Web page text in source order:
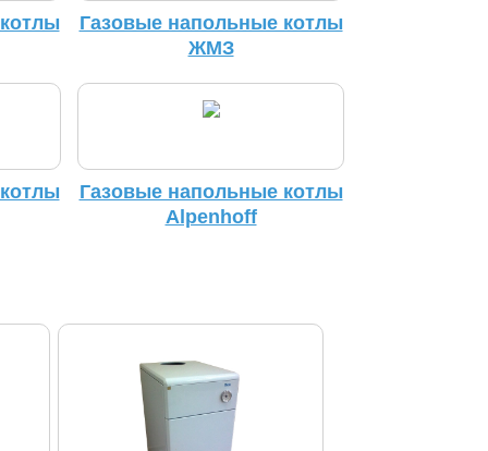
Газовые напольные котлы
ЖМЗ
Газовые напольные котлы
Alpenhoff